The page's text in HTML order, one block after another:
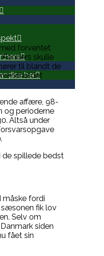
her
forventet
skulle
til blandt de
affære, 98-
og perioderne
Altså under
spillede bedst
måske fordi
fik lov
Selv om
siden
fået sin